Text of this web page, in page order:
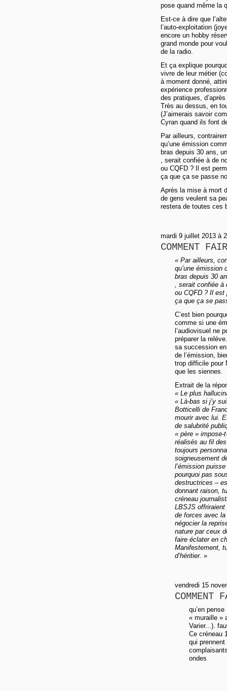
pose quand même la
Est-ce à dire que
l’auto-exploitation
encore un hobby
grand monde pour
de la radio.
Et ça explique
vivre de leur métier
à moment donné,
expérience
des pratiques,
Très au dessus, en
(J’aimerais savoir
Cyran quand ils font
Par ailleurs,
qu’une émission
bras depuis 30 ans,
, serait confiée à de
ou CQFD ? Il est
ça que ça se passe
Après la mise à mort
de gens veulent sa
restera de toutes ces
mardi 9 juillet 2013 à
COMMENT
« Par ailleurs,
qu’une émission
bras depuis 30
, serait confiée à
ou CQFD ? Il est
ça que ça se
C’est bien
comme si une
l’audiovisuel ne
préparer la
sa succession
de l’émission,
trop difficile pour
que les siennes.
Extrait de la
« Le plus
« Là-bas si j’y
Botticelli de
mourir avec lui.
de salubrité
« père » impose-
réalisés au fil
toujours
soigneusement
l’émission
pourquoi pas
destructrices –
donnant raison,
créneau
LBSJS offriraient
de forces avec
négocier la
nature par ceux
faire éclater en
Manifestement,
d’héritier. »
vendredi 15
COMMENT
qu’en
« muraille »
Varier...).
Ce créneau
qui
ondes